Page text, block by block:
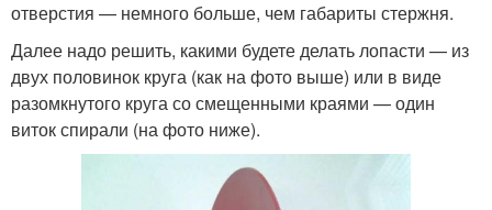
отверстия — немного больше, чем габариты стержня.
Далее надо решить, какими будете делать лопасти — из
двух половинок круга (как на фото выше) или в виде
разомкнутого круга со смещенными краями — один
виток спирали (на фото ниже).